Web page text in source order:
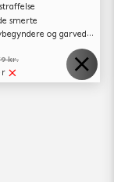
smerte
og garvede eksperter
kr.